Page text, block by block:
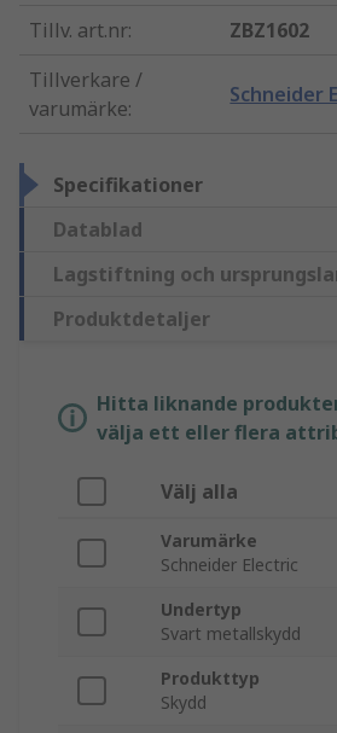
Tillv. art.nr:
ZBZ1602
Tillverkare /
varumärke:
Schneider
Specifikationer
Datablad
Lagstiftning och
Produktdetaljer
Hitta liknande
välja ett eller flera
Välj alla
Varumärke
Schneider Electric
Undertyp
Svart metallskydd
Produkttyp
Skydd